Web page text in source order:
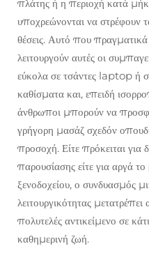
πλάτης ή η περιοχή κατά
υποχρεώνονται να στρέφουν
θέσεις. Αυτό που
λειτουργούν αυτές οι
εύκολα σε τσάντες laptop ή
καθίσματα και, επειδή
άνθρωποι μπορούν να
γρήγορη μασάζ σχεδόν
προσοχή. Είτε πρόκειται για
παρουσίασης είτε για αργά
ξενοδοχείου, ο συνδυασμός
λειτουργικότητας
πολυτελές αντικείμενο σε
καθημερινή ζωή.